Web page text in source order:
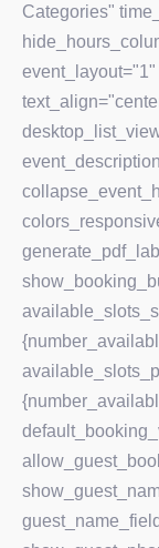
Categories"